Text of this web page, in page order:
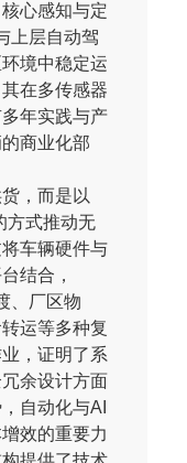
心感知与定
上层自动驾
境中稳定运
在多传感器
年实践与产
商业化部
，而是以
方式推动无
车辆硬件与
结合，
、厂区物
运等多种复
，证明了系
余设计方面
自动化与AI
效的重要力